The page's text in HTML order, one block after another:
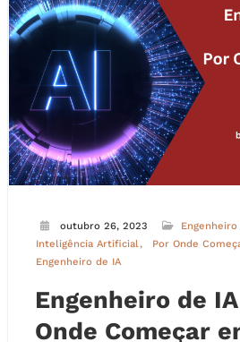
outubro 26, 2023
Engenheiro
Inteligência Artificial
Por Onde
Engenheiro de IA
Engenheiro de
Onde Começar